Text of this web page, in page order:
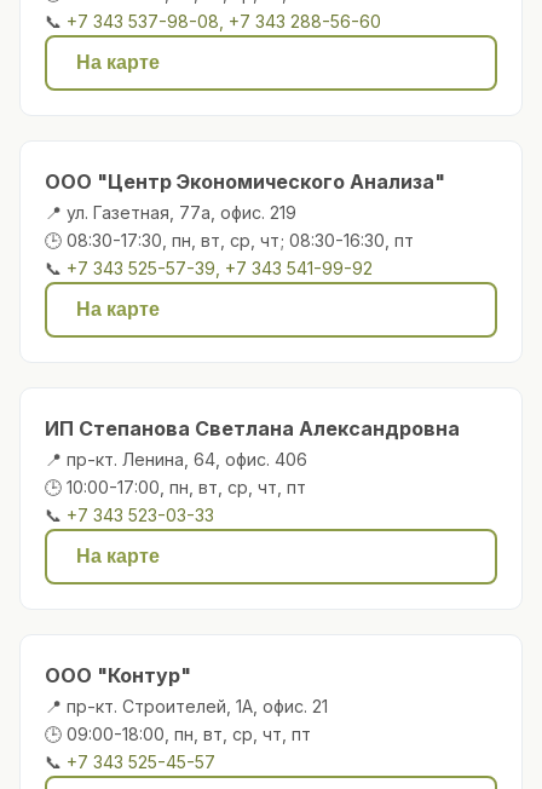
📞 +7 343 537-98-08, +7 343 288-56-60
На карте
ООО "Центр Экономического Анализа"
📍 ул. Газетная, 77а, офис. 219
🕒 08:30-17:30, пн, вт, ср, чт; 08:30-16:30, пт
📞 +7 343 525-57-39, +7 343 541-99-92
На карте
ИП Степанова Светлана Александровна
📍 пр-кт. Ленина, 64, офис. 406
🕒 10:00-17:00, пн, вт, ср, чт, пт
📞 +7 343 523-03-33
На карте
ООО "Контур"
📍 пр-кт. Строителей, 1А, офис. 21
🕒 09:00-18:00, пн, вт, ср, чт, пт
📞 +7 343 525-45-57